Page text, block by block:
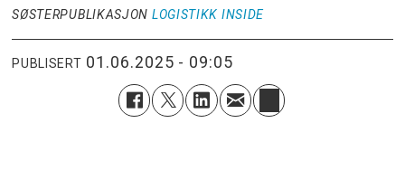
SØSTERPUBLIKASJON LOGISTIKK INSIDE
PUBLISERT 01.06.2025 - 09:05